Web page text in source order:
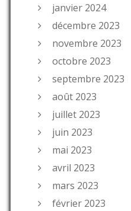
janvier 2024
décembre 2023
novembre 2023
octobre 2023
septembre 2023
août 2023
juillet 2023
juin 2023
mai 2023
avril 2023
mars 2023
février 2023